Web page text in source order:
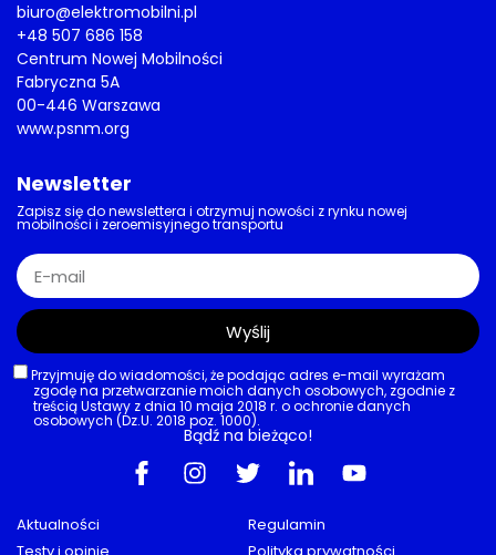
biuro@elektromobilni.pl
+48 507 686 158
Centrum Nowej Mobilności
Fabryczna 5A
00-446 Warszawa
www.psnm.org
Aktualności
Regulamin
Newsletter
Zapisz się do newslettera i otrzymuj nowości z rynku nowej
mobilności i zeroemisyjnego transportu
Przyjmuję do wiadomości, że podając adres e-mail wyrażam
zgodę na przetwarzanie moich danych osobowych, zgodnie z
treścią Ustawy z dnia 10 maja 2018 r. o ochronie danych
osobowych (Dz.U. 2018 poz. 1000).
Wyślij
Bądź na bieżąco!